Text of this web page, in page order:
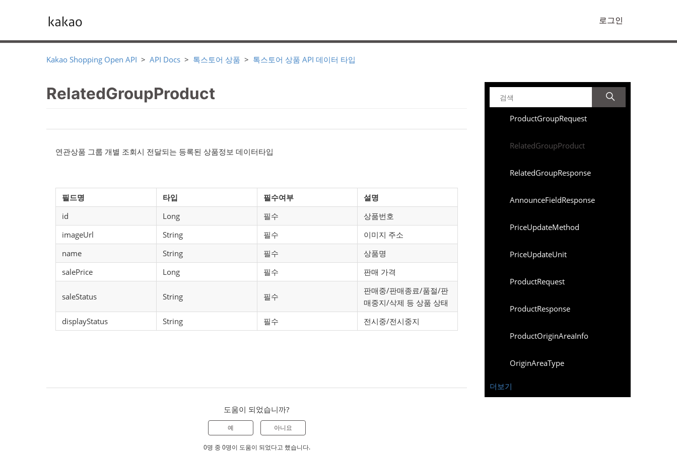
로그인
Kakao Shopping Open API API Docs 톡스토어 상품 톡스토어 상품 API 데이터 타입
ProductGroupRequest
RelatedGroupProduct
RelatedGroupResponse
AnnounceFieldResponse
PriceUpdateMethod
PriceUpdateUnit
ProductRequest
ProductResponse
ProductOriginAreaInfo
OriginAreaType
더보기
RelatedGroupProduct
연관상품 그룹 개별 조회시 전달되는 등록된 상품정보 데이터타입
필드명 타입 필수여부
설명
id
Long 필수
상품번호
imageUrl
String 필수
이미지 주소
name
String 필수
상품명
salePrice
Long 필수 판매 가격
saleStatus String 필수
판매중/판매종료/품절/판
매중지/삭제 등 상품 상태
displayStatus
String 필수 전시중/전시중지
도움이 되었습니까?
예 아니요
0명 중 0명이 도움이 되었다고 했습니다.